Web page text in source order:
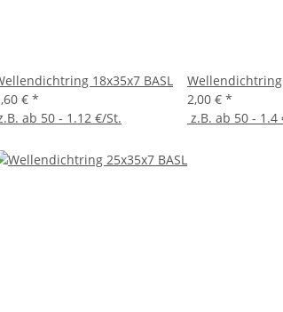
18x35x7 BASL
€ *
ab 50 - 1.12 €/St.
Wellendichtring
2,00 € *
z.B. ab 50 - 1.4